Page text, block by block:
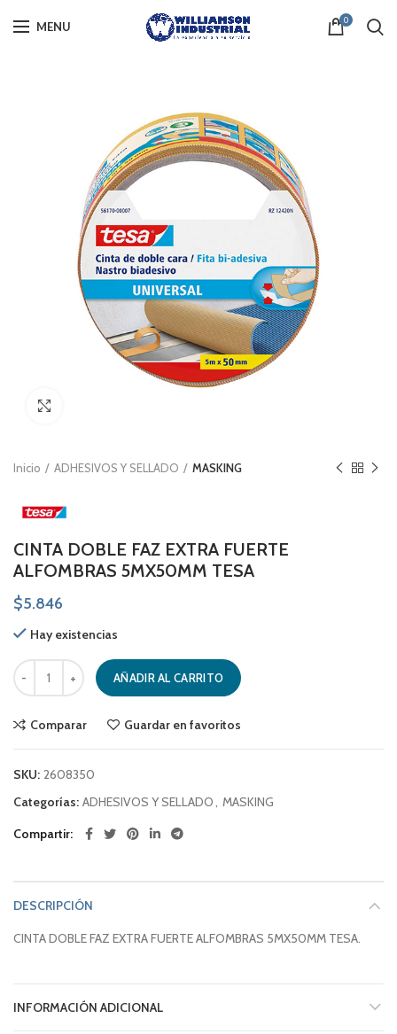
MENU 0
Inicio ADHESIVOS Y SELLADO MASKING
CINTA DOBLE FAZ EXTRA FUERTE
ALFOMBRAS 5MX50MM TESA
$5.846
Hay existencias
CINTA DOBLE FAZ EXTRA FUERTE ALFOMBRAS 5MX50MM TESA
AÑADIR AL CARRITO
Comparar Guardar en favoritos
SKU: 2608350
Categorías: ADHESIVOS Y SELLADO, MASKING
Compartir
DESCRIPCIÓN
CINTA DOBLE FAZ EXTRA FUERTE ALFOMBRAS 5MX50MM TESA.
INFORMACIÓN ADICIONAL